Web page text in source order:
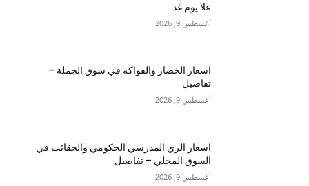
علا يوم غد
أغسطس 9, 2026
اسعار الخضار والفواكه في سوق الجملة –
تفاصيل
أغسطس 9, 2026
اسعار الزي المدرسي الحكومي والحقائب في
السوق المحلي – تفاصيل
أغسطس 9, 2026